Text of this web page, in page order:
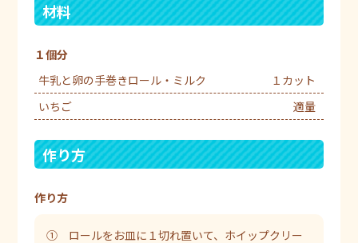
材料
１個分
牛乳と卵の手巻きロール・ミルク
１カット
いちご
適量
作り方
作り方
① ロールをお皿に１切れ置いて、ホイップクリー